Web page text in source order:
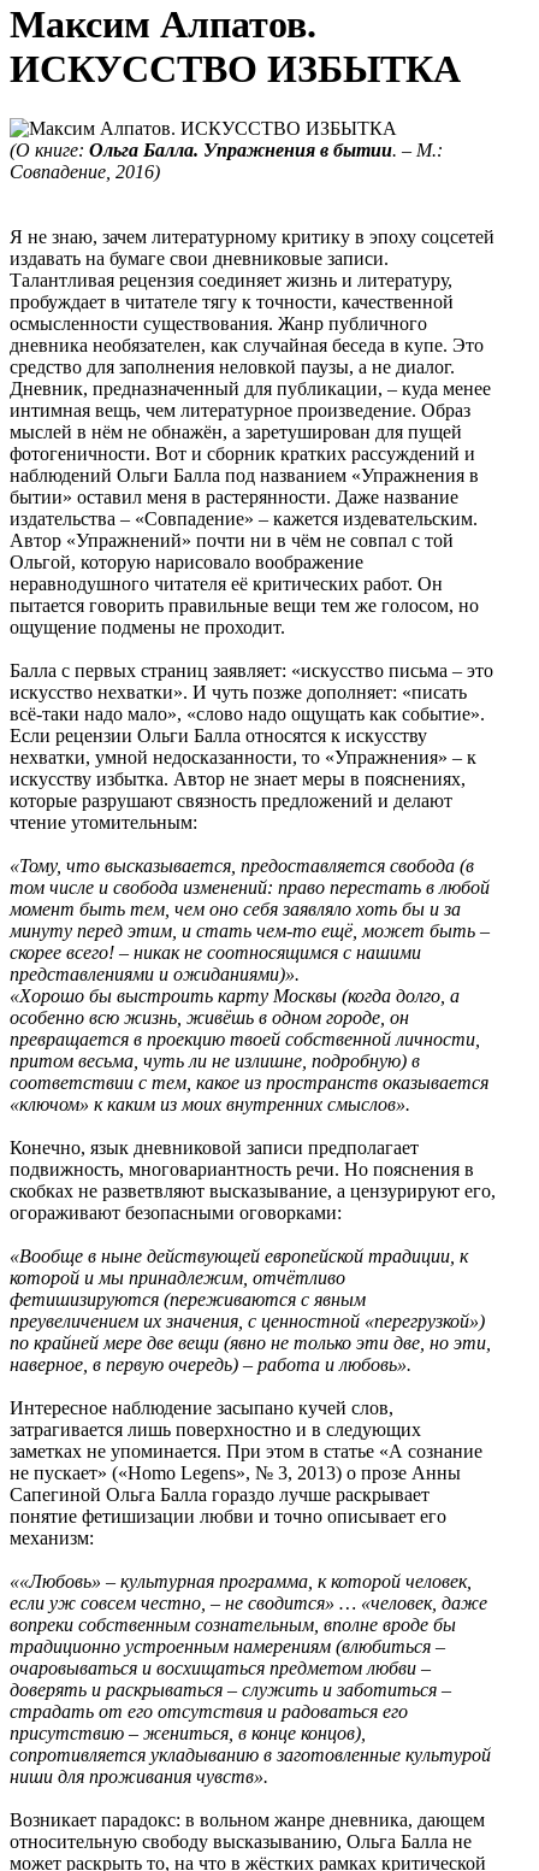
Максим Алпатов.
ИСКУССТВО ИЗБЫТКА
(О книге: Ольга Балла. Упражнения в бытии. – М.:
Совпадение, 2016)
Я не знаю, зачем литературному критику в эпоху соцсетей
издавать на бумаге свои дневниковые записи.
Талантливая рецензия соединяет жизнь и литературу,
пробуждает в читателе тягу к точности, качественной
осмысленности существования. Жанр публичного
дневника необязателен, как случайная беседа в купе. Это
средство для заполнения неловкой паузы, а не диалог.
Дневник, предназначенный для публикации, – куда менее
интимная вещь, чем литературное произведение. Образ
мыслей в нём не обнажён, а заретуширован для пущей
фотогеничности. Вот и сборник кратких рассуждений и
наблюдений Ольги Балла под названием «Упражнения в
бытии» оставил меня в растерянности. Даже название
издательства – «Совпадение» – кажется издевательским.
Автор «Упражнений» почти ни в чём не совпал с той
Ольгой, которую нарисовало воображение
неравнодушного читателя её критических работ. Он
пытается говорить правильные вещи тем же голосом, но
ощущение подмены не проходит.
Балла с первых страниц заявляет: «искусство письма – это
искусство нехватки». И чуть позже дополняет: «писать
всё-таки надо мало», «слово надо ощущать как событие».
Если рецензии Ольги Балла относятся к искусству
нехватки, умной недосказанности, то «Упражнения» – к
искусству избытка. Автор не знает меры в пояснениях,
которые разрушают связность предложений и делают
чтение утомительным:
«Тому, что высказывается, предоставляется свобода (в
том числе и свобода изменений: право перестать в любой
момент быть тем, чем оно себя заявляло хоть бы и за
минуту перед этим, и стать чем-то ещё, может быть –
скорее всего! – никак не соотносящимся с нашими
представлениями и ожиданиями)».
«Хорошо бы выстроить карту Москвы (когда долго, а
особенно всю жизнь, живёшь в одном городе, он
превращается в проекцию твоей собственной личности,
притом весьма, чуть ли не излишне, подробную) в
соответствии с тем, какое из пространств оказывается
«ключом» к каким из моих внутренних смыслов».
Конечно, язык дневниковой записи предполагает
подвижность, многовариантность речи. Но пояснения в
скобках не разветвляют высказывание, а цензурируют его,
огораживают безопасными оговорками:
«Вообще в ныне действующей европейской традиции, к
которой и мы принадлежим, отчётливо
фетишизируются (переживаются с явным
преувеличением их значения, с ценностной «перегрузкой»)
по крайней мере две вещи (явно не только эти две, но эти,
наверное, в первую очередь) – работа и любовь».
Интересное наблюдение засыпано кучей слов,
затрагивается лишь поверхностно и в следующих
заметках не упоминается. При этом в статье «А сознание
не пускает» («Homo Legens», № 3, 2013) о прозе Анны
Сапегиной Ольга Балла гораздо лучше раскрывает
понятие фетишизации любви и точно описывает его
механизм:
««Любовь» – культурная программа, к которой человек,
если уж совсем честно, – не сводится» … «человек, даже
вопреки собственным сознательным, вполне вроде бы
традиционно устроенным намерениям (влюбиться –
очаровываться и восхищаться предметом любви –
доверять и раскрываться – служить и заботиться –
страдать от его отсутствия и радоваться его
присутствию – жениться, в конце концов),
сопротивляется укладыванию в заготовленные культурой
ниши для проживания чувств».
Возникает парадокс: в вольном жанре дневника, дающем
относительную свободу высказыванию, Ольга Балла не
может раскрыть то, на что в жёстких рамках критической